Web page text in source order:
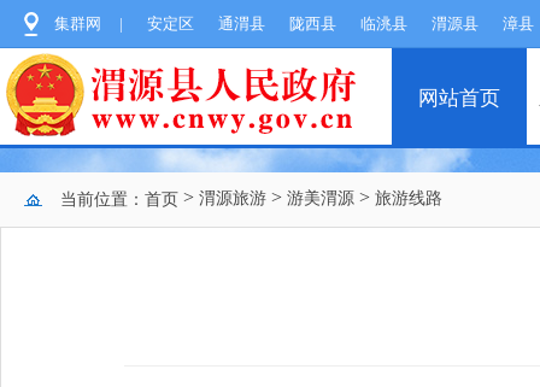
集群网 | 安定区 通渭县 陇西县 临洮县 渭源县 漳县
网站首页
当前位置： 首页 > 渭源旅游 > 游美渭源 > 旅游线路